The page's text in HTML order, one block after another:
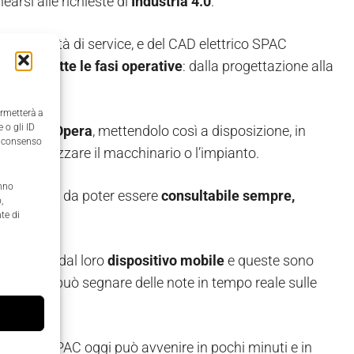
a
o gli ID
di
attività di service, e del CAD elettrico SPAC
cloud tutte le fasi operative: dalla progettazione alla
di Opera, mettendolo così a disposizione, in
a realizzare il macchinario o l’impianto.
in modo da poter essereconsultabile sempre,
dal lorodispositivo mobilee queste sono
volta può segnare delle note in tempo reale sulle
oggi può avvenire in pochi minuti e in